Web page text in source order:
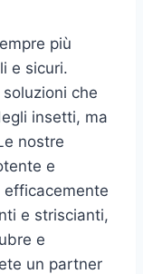
più
e sicuri.
che
insetti, ma
nostre
e
e striscianti,
e
un partner